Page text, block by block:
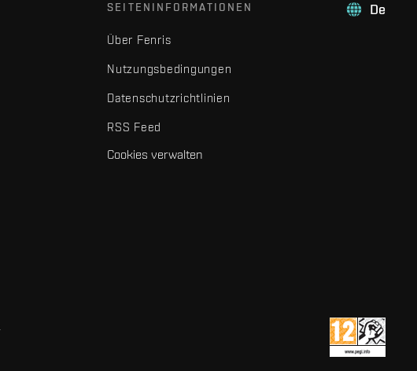
De
SEITENINFORMATIONEN
Über Fenris
Nutzungsbedingungen
Datenschutzrichtlinien
RSS Feed
Cookies verwalten